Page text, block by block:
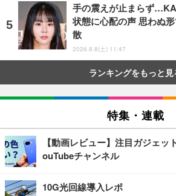
手の震えが止まらず
状態に心配の声 思わぬ
散
2026.8.8(土) 11:47
ランキングをもっと見
特集・連載
【動画レビュー】注目ガジェ
ouTubeチャンネル
10G光回線導入レポ